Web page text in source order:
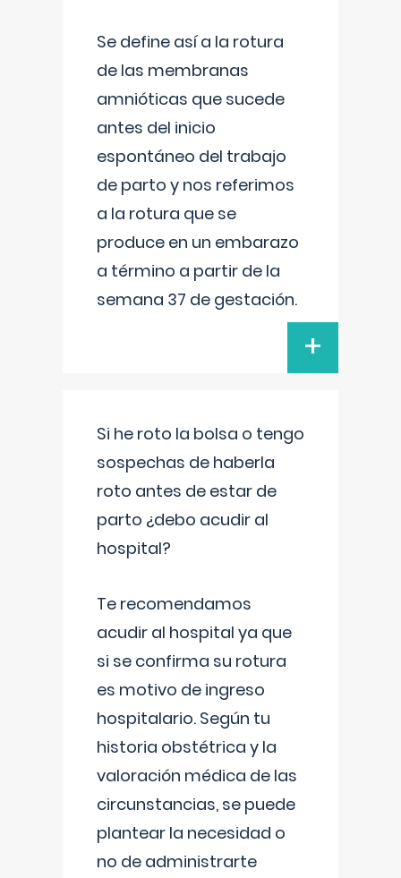
Se define así a la rotura
de las membranas
amnióticas que sucede
antes del inicio
espontáneo del trabajo
de parto y nos referimos
a la rotura que se
produce en un embarazo
a término a partir de la
semana 37 de gestación.
+
Si he roto la bolsa o tengo
sospechas de haberla
roto antes de estar de
parto ¿debo acudir al
hospital?
Te recomendamos
acudir al hospital ya que
si se confirma su rotura
es motivo de ingreso
hospitalario. Según tu
historia obstétrica y la
valoración médica de las
circunstancias, se puede
plantear la necesidad o
no de administrarte